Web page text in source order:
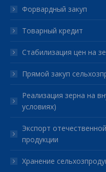
Форвардный закуп
Товарный кредит
Стабилизация цен на
Прямой закуп
Реализация зерна на
условиях)
Экспорт
продукции
Хранение